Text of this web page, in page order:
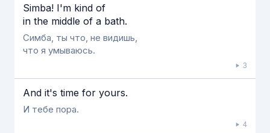
Simba! Ι'm kind of
in the middle of a bath.
Симба, ты что, не видишь,
что я умываюсь.
3
And it's time for yours.
И тебе пора.
4